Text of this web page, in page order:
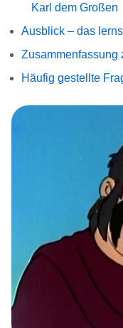
Karl dem Großen
Ausblick – das
Zusammenfassung
Häufig gestellte